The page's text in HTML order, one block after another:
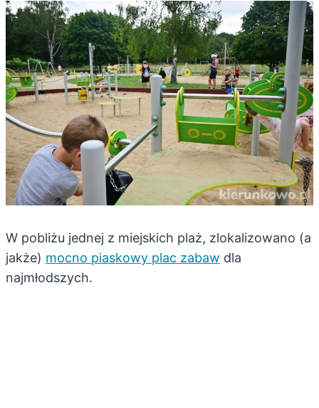
W pobliżu jednej z miejskich plaż, zlokalizowano (a
jakże) mocno piaskowy plac zabaw dla
najmłodszych.